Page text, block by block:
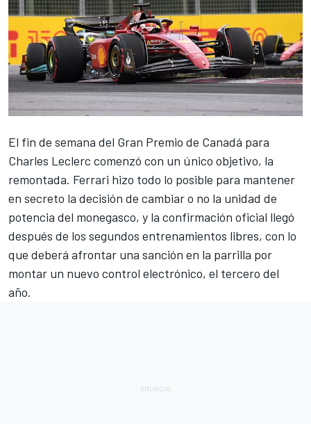
El fin de semana del Gran Premio de Canadá para
Charles Leclerc comenzó con un único objetivo, la
remontada. Ferrari hizo todo lo posible para mantener
en secreto la decisión de cambiar o no la unidad de
potencia del monegasco, y la confirmación oficial llegó
después de los segundos entrenamientos libres, con lo
que deberá afrontar una sanción en la parrilla por
montar un nuevo control electrónico, el tercero del
año.